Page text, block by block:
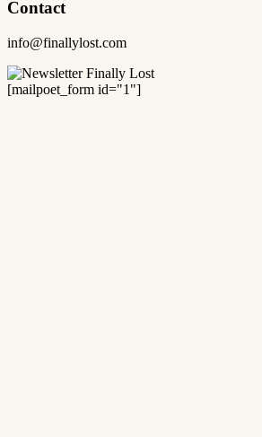
Contact
info@finallylost.com
[mailpoet_form id="1"]